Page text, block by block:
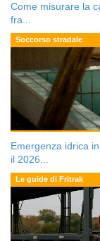
Come misurare la
fra...
Soccorso stradale
Emergenza idrica
il 2026...
Le guide di Fritrak